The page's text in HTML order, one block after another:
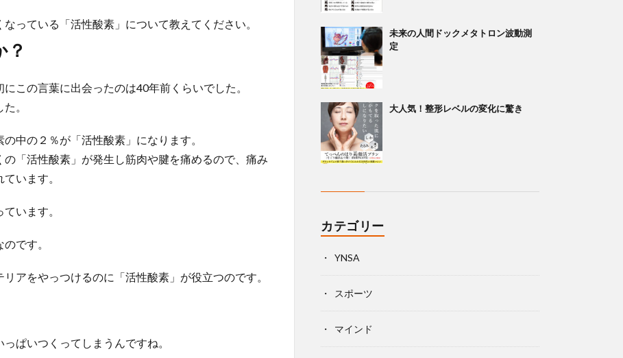
っている「活性酸素」について教えてください。
？
この言葉に出会ったのは40年前くらいでした。
。
中の２％が「活性酸素」になります。
「活性酸素」が発生し筋肉や腱を痛めるので、痛み
います。
います。
です。
アをやっつけるのに「活性酸素」が役立つのです。
ぱいつくってしまうんですね。
未来の人間ドックメタトロン波動測
定
大人気！整形レベルの変化に驚き
カテゴリー
YNSA
スポーツ
マインド